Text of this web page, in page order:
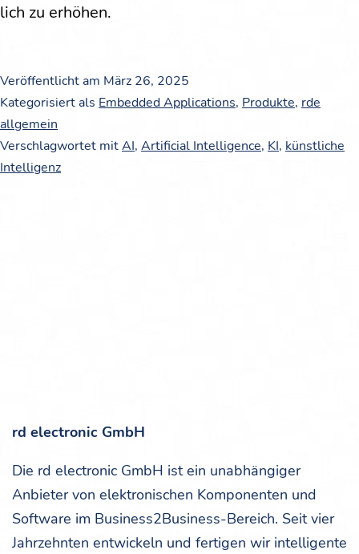
lich zu erhöhen.
Veröffentlicht am März 26, 2025
Kategorisiert als Embedded Applications, Produkte, rde
allgemein
Verschlagwortet mitAI, Artificial Intelligence, KI, künstliche
Intelligenz
rd elec­tro­nic GmbH
Die rd elec­tro­nic GmbH ist ein unab­hän­gi­ger
Anbie­ter von elek­tro­ni­schen Kom­po­nen­ten und
Soft­ware im Busi­ness2­Busi­ness-Bereich. Seit vier
Jahr­zehn­ten ent­wi­ckeln und fer­ti­gen wir intel­li­gen­te